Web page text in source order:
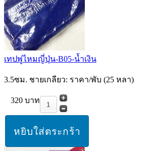
เทปพู่ไหมญี่ปุ่น-B05-น้ำเงิน
3.5ซม. ชายเกลียว: ราคา/พับ (25 หลา)
320 บาท